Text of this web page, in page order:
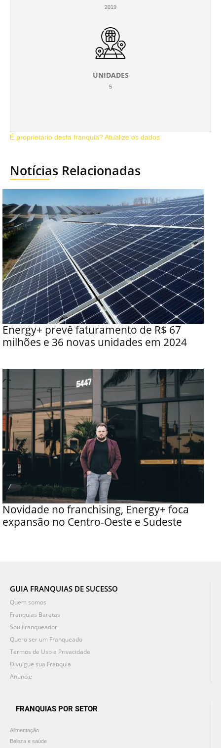
2019
UNIDADES
5
É proprietário desta franquia? Atualize os dados
Notícias Relacionadas
Energy+ prevê faturamento de R$ 67
milhões e 36 novas unidades em 2024
Novidade no franchising, Energy+ foca
expansão no Centro-Oeste e Sudeste
GUIA FRANQUIAS DE SUCESSO
Quem somos
Franquias Baratas
Sou Franqueador
Quero ser um Franqueado
Termos de Uso e Privacidade
Divulgue sua Franquia
Anuncie
FRANQUIAS POR SETOR
Alimentação
Beleza e saúde